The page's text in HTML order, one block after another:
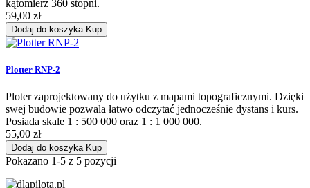
kątomierz 360 stopni.
59,00 zł
Dodaj do koszyka Kup
Plotter RNP-2
Ploter zaprojektowany do użytku z mapami topograficznymi. Dzięki
swej budowie pozwala łatwo odczytać jednocześnie dystans i kurs.
Posiada skale 1 : 500 000 oraz 1 : 1 000 000.
55,00 zł
Dodaj do koszyka Kup
Pokazano 1-5 z 5 pozycji